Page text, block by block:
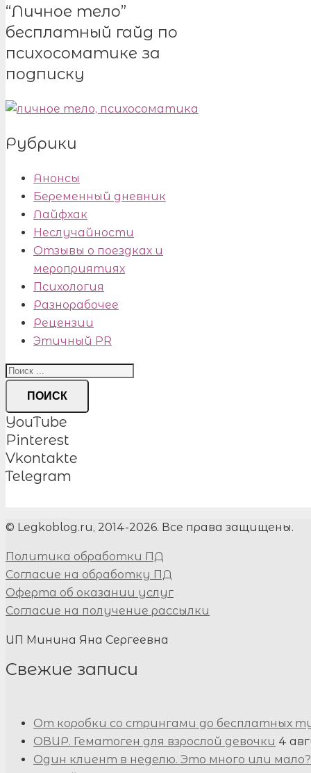
“Личное тело”
бесплатный гайд по
психосоматике за
подписку
Рубрики
Анонсы
Беременный дневник
Лайфхак
Неслучайности
Отзывы о поездках и
мероприятиях
Психология
Разнорабочее
Рецензии
Этичный PR
ПОИСК
YouTube
Pinterest
Vkontakte
Telegram
© Legkoblog.ru, 2014-2026. Все права защищены.
Политика обработки ПД
Согласие на обработку ПД
Оферта об оказании услуг
Согласие на получение рассылки
ИП Минина Яна Сергеевна
Свежие записи
От коробки со стрингами до бесплатных
ОВИР. Гематоген для взрослой девочки 4
Один клиент в неделю. Это много или мало?